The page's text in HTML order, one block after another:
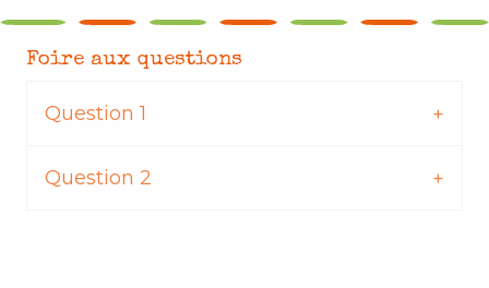
Foire aux questions
Question 1
Question 2